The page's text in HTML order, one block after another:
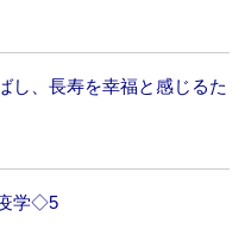
し、長寿を幸福と感じるた
学◇5